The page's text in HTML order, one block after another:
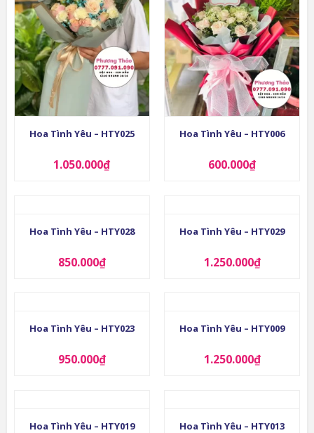
Hoa Tình Yêu – HTY025
1.050.000₫
Hoa Tình Yêu – HTY006
600.000₫
Hoa Tình Yêu – HTY028
850.000₫
Hoa Tình Yêu – HTY029
1.250.000₫
Hoa Tình Yêu – HTY023
950.000₫
Hoa Tình Yêu – HTY009
1.250.000₫
Hoa Tình Yêu – HTY019 Hoa Tình Yêu – HTY013